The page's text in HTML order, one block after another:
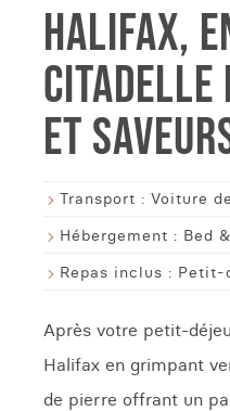
HALIFAX,
CITADELLE
ET
Transport : Voiture
Hébergement : Bed
Repas inclus : Petit-
Après votre petit-
Halifax en grimpant
de pierre offrant un